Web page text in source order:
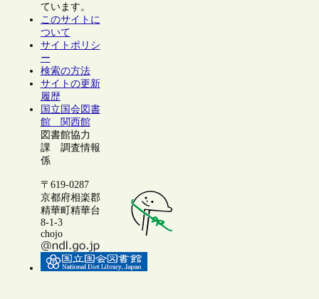
ています。
このサイトに
ついて
サイトポリシ
ー
検索の方法
サイトの更新
履歴
国立国会図書
館 関西館
図書館協力
課 調査情報
係
〒619-0287
京都府相楽郡
精華町精華台
8-1-3
chojo